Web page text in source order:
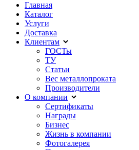
Главная
Каталог
Услуги
Доставка
Клиентам
ГОСТы
ТУ
Статьи
Вес металлопроката
Производители
О компании
Сертификаты
Награды
Бизнес
Жизнь в компании
Фотогалерея